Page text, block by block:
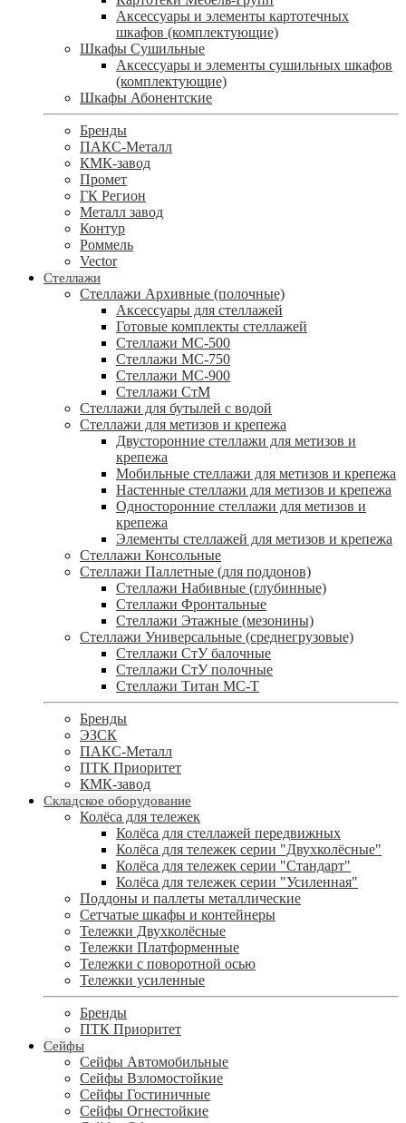
Аксессуары и элементы картотечных
шкафов (комплектующие)
Шкафы Сушильные
Аксессуары и элементы сушильных шкафов
(комплектующие)
Шкафы Абонентские
Бренды
ПАКС-Металл
КМК-завод
Промет
ГК Регион
Металл завод
Контур
Роммель
Vector
Стеллажи
Стеллажи Архивные (полочные)
Аксессуары для стеллажей
Готовые комплекты стеллажей
Стеллажи МС-500
Стеллажи МС-750
Стеллажи МС-900
Стеллажи СтМ
Стеллажи для бутылей с водой
Стеллажи для метизов и крепежа
Двусторонние стеллажи для метизов и
крепежа
Мобильные стеллажи для метизов и крепежа
Настенные стеллажи для метизов и крепежа
Односторонние стеллажи для метизов и
крепежа
Элементы стеллажей для метизов и крепежа
Стеллажи Консольные
Стеллажи Паллетные (для поддонов)
Стеллажи Набивные (глубинные)
Стеллажи Фронтальные
Стеллажи Этажные (мезонины)
Стеллажи Универсальные (среднегрузовые)
Стеллажи СтУ балочные
Стеллажи СтУ полочные
Стеллажи Титан МС-Т
Бренды
ЭЗСК
ПАКС-Металл
ПТК Приоритет
КМК-завод
Складское оборудование
Колёса для тележек
Колёса для стеллажей передвижных
Колёса для тележек серии "Двухколёсные"
Колёса для тележек серии "Стандарт"
Колёса для тележек серии "Усиленная"
Поддоны и паллеты металлические
Сетчатые шкафы и контейнеры
Тележки Двухколёсные
Тележки Платформенные
Тележки с поворотной осью
Тележки усиленные
Бренды
ПТК Приоритет
Сейфы
Сейфы Автомобильные
Сейфы Взломостойкие
Сейфы Гостиничные
Сейфы Огнестойкие